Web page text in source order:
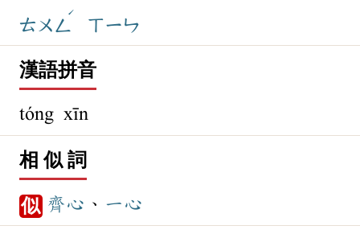
ㄊㄨㄥ
ˊ
ㄒㄧㄣ
漢語拼音
tóng xīn
相 似 詞
似 齊心 、 一心